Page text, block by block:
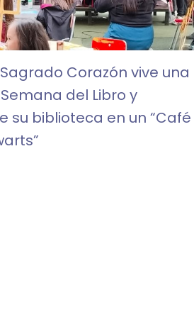
Corazón vive una
del Libro y
su biblioteca en un “Café